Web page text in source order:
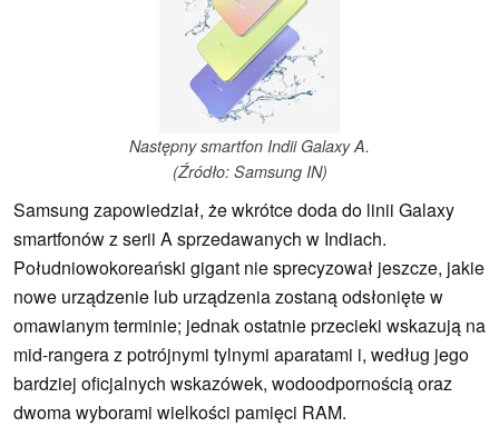
Następny smartfon Indii Galaxy A.
(Źródło: Samsung IN)
Samsung zapowiedział, że wkrótce doda do linii Galaxy
smartfonów z serii A sprzedawanych w Indiach.
Południowokoreański gigant nie sprecyzował jeszcze, jakie
nowe urządzenie lub urządzenia zostaną odsłonięte w
omawianym terminie; jednak ostatnie przecieki wskazują na
mid-rangera z potrójnymi tylnymi aparatami i, według jego
bardziej oficjalnych wskazówek, wodoodpornością oraz
dwoma wyborami wielkości pamięci RAM.